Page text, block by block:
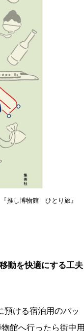
『推し博物館 ひとり旅』
動を快適にする工夫
ける宿泊用のバッ
館へ行ったら街中用